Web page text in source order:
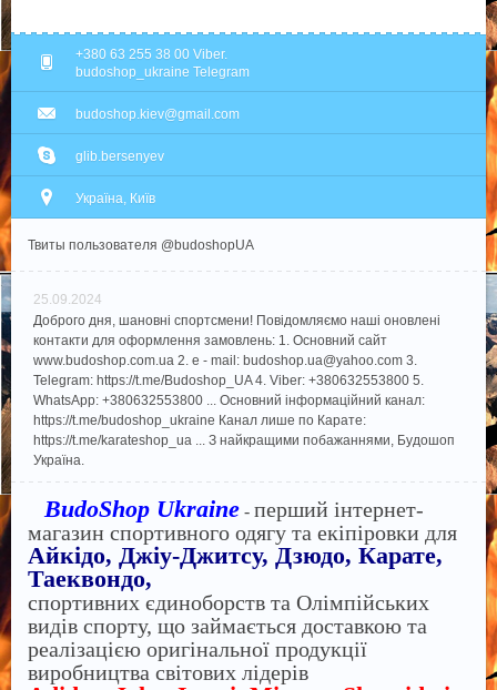
+380 63 255 38 00 Viber.
budoshop_ukraine Telegram
budoshop.kiev@gmail.com
glib.bersenyev
Україна, Київ
Твиты пользователя @budoshopUA
25.09.2024
Доброго дня, шановні спортсмени! Повідомляємо наші оновлені
контакти для оформлення замовлень: 1. Основний сайт
www.budoshop.com.ua 2. e - mail: budoshop.ua@​yahoo.com 3.
Telegram: https://t.me/Budoshop_UA 4. Viber: +380632553800 5.
WhatsApp: +380632553800 ... Основний інформаційний канал:
https://t.me/budoshop_ukraine Канал лише по Карате:
https://t.me/karateshop_ua ... З найкращими побажаннями, Будошоп
Україна.
BudoShop Ukraine - перший інтернет-
магазин спортивного одягу та екіпіровки для
Айкідо, Джіу-Джитсу, Дзюдо, Карате,
Таеквондо,
спортивних єдиноборств та Олімпійських
видів спорту, що займається доставкою та
реалізацією оригінальної продукції
виробництва світових лідерів